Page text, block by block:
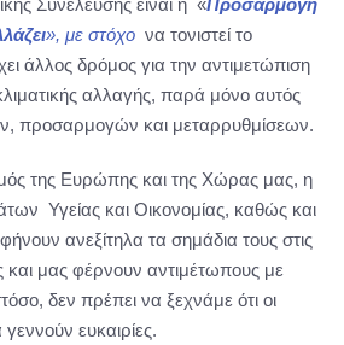
Συνέλευσης είναι η «Προσαρμογή
», με στόχο να τονιστεί το
άλλος δρόμος για την αντιμετώπιση
αλλαγής, παρά μόνο αυτός
προσαρμογών και μεταρρυθμίσεων.
της Ευρώπης και της Χώρας μας, η
Υγείας και Οικονομίας, καθώς και
ανεξίτηλα τα σημάδια τους στις
και μας φέρνουν αντιμέτωπους με
δεν πρέπει να ξεχνάμε ότι οι
ευκαιρίες.